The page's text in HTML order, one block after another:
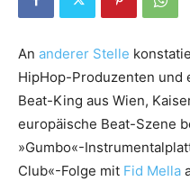
An anderer Stelle
HipHop-Produzenten und
Beat-King aus Wien,
europäische Beat-Szene
»Gumbo«-
Club«-Folge mit Fid Mella